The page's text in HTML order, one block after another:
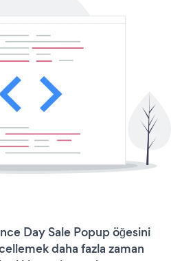
Day Sale Popup öğesini
daha fazla zaman